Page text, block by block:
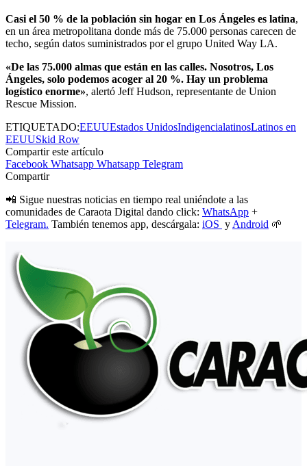
Casi el 50 % de la población sin hogar en Los Ángeles es latina,
en un área metropolitana donde más de 75.000 personas carecen de
techo, según datos suministrados por el grupo United Way LA.
«De las 75.000 almas que están en las calles. Nosotros, Los
Ángeles, solo podemos acoger al 20 %. Hay un problema
logístico enorme», alertó Jeff Hudson, representante de Union
Rescue Mission.
ETIQUETADO:EEUUEstados UnidosIndigencialatinosLatinos en
EEUUSkid Row
Compartir este artículo
Facebook Whatsapp Whatsapp Telegram
Compartir
📲 Sigue nuestras noticias en tiempo real uniéndote a las
comunidades de Caraota Digital dando click: WhatsApp +
Telegram. También tenemos app, descárgala: iOS y Android 🌱